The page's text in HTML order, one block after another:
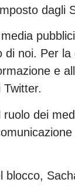
dagli
noi. Per la
e
dei